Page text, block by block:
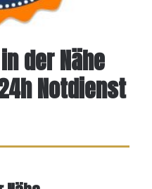
der Nähe
Notdienst